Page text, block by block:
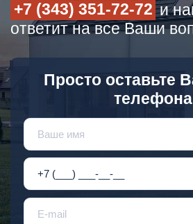
+7 (343) 351-72-72 и
ответит на все Ваши
Просто оставьте